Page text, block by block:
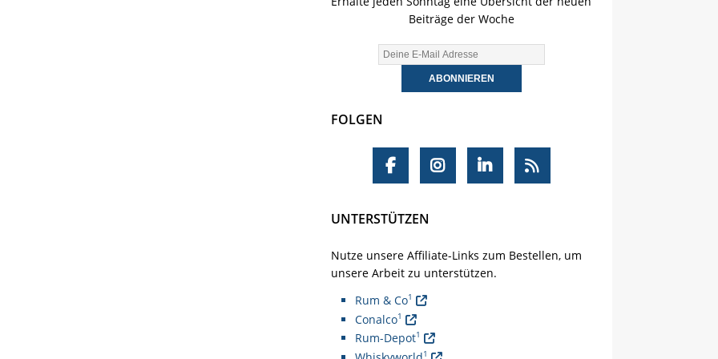
Beiträge der Woche
FOLGEN
UNTERSTÜTZEN
Nutze unsere Affiliate-Links zum Bestellen, um
unsere Arbeit zu unterstützen.
Rum & Co1
Conalco1
Rum-Depot1
1